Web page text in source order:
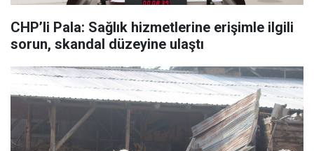
CHP’li Pala: Sağlık hizmetlerine erişimle ilgili
sorun, skandal düzeyine ulaştı